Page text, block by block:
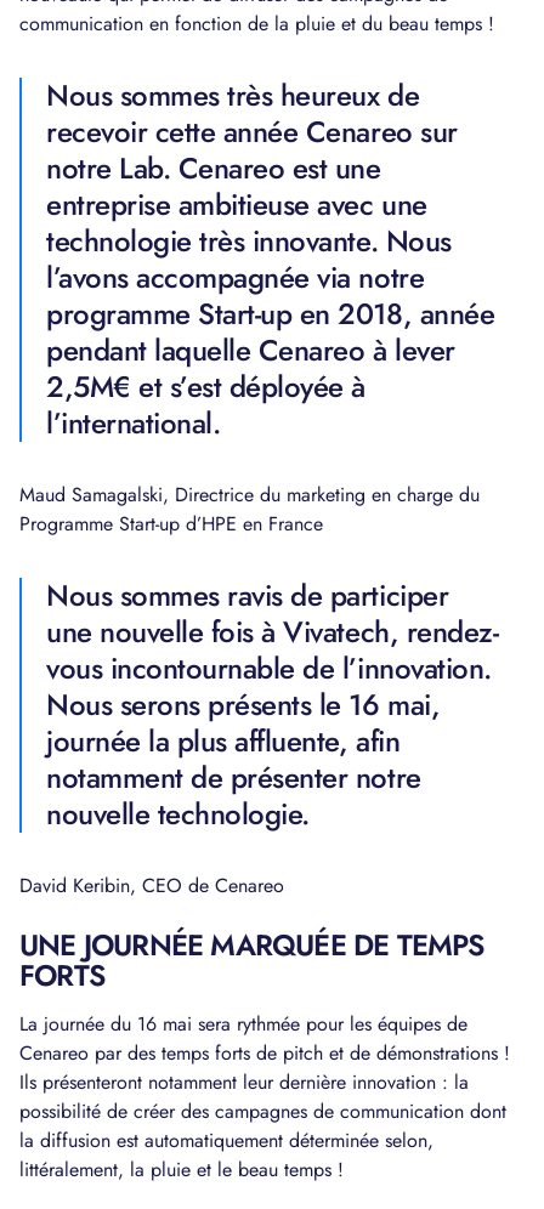
communication en fonction de la pluie et du beau temps !
Nous sommes très heureux de
recevoir cette année Cenareo sur
notre Lab. Cenareo est une
entreprise ambitieuse avec une
technologie très innovante. Nous
l’avons accompagnée via notre
programme Start-up en 2018, année
pendant laquelle Cenareo à lever
2,5M€ et s’est déployée à
l’international.
Maud Samagalski, Directrice du marketing en charge du
Programme Start-up d’HPE en France
Nous sommes ravis de participer
une nouvelle fois à Vivatech, rendez-
vous incontournable de l’innovation.
Nous serons présents le 16 mai,
journée la plus affluente, afin
notamment de présenter notre
nouvelle technologie.
David Keribin, CEO de Cenareo
UNE JOURNÉE MARQUÉE DE TEMPS
FORTS
La journée du 16 mai sera rythmée pour les équipes de
Cenareo par des temps forts de pitch et de démonstrations !
Ils présenteront notamment leur dernière innovation : la
possibilité de créer des campagnes de communication dont
la diffusion est automatiquement déterminée selon,
littéralement, la pluie et le beau temps !